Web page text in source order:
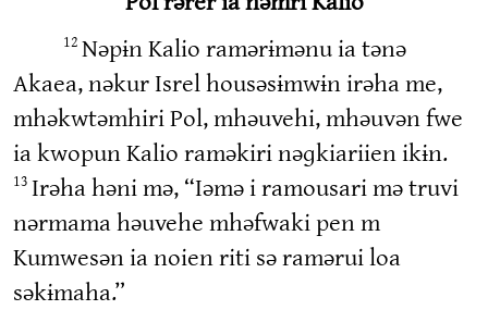
12 Nəpɨn Kalio ramərɨmənu ia tənə
Akaea, nəkur Isrel housəsɨmwɨn irəha me,
mhəkwtəmhiri Pol, mhəuvehi, mhəuvən fwe
ia kwopun Kalio raməkiri nəɡkiariien ikɨn.
13 Irəha həni mə, “Iəmə i ramousari mə truvi
nərmama həuvehe mhəfwaki pen m
Kumwesən ia noien riti sə ramərui loa
səkɨmaha.”